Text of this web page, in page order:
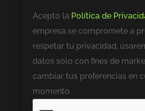
Acepto la Política de
empresa se compromete a
respetar tu privacidad,
datos solo con fines de
cambiar tus preferencias en
momento.